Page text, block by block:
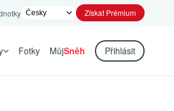
Získat Prémium
Fotky MůjSněh Přihlásit